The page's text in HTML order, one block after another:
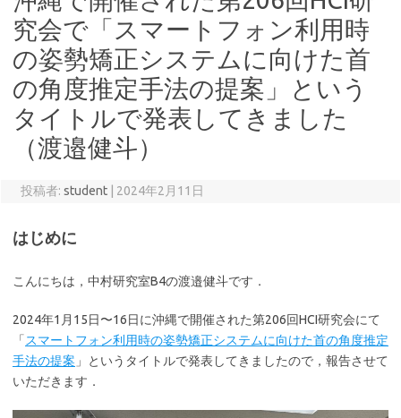
究会で「スマートフォン利用時
の姿勢矯正システムに向けた首
の角度推定手法の提案」という
タイトルで発表してきました
（渡邉健斗）
投稿者: student 2024年2月11日
はじめに
こんにちは，中村研究室B4の渡邉健斗です．
2024年1月15日〜16日に沖縄で開催された第206回HCI研究会にて
「 スマートフォン利用時の姿勢矯正システムに向けた首の角度推定
手法の提案 」というタイトルで発表してきましたので，報告させて
いただきます．